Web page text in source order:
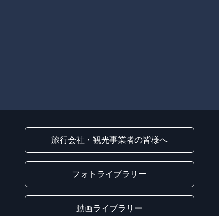
旅行会社・観光事業者の皆様へ
フォトライブラリー
動画ライブラリー